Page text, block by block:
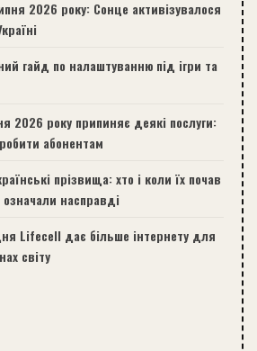
2026 року: Сонце активізувалося
гайд по налаштуванню під ігри та
2026 року припиняє деякі послуги:
абонентам
прізвища: хто і коли їх почав
насправді
Lifecell дає більше інтернету для
світу